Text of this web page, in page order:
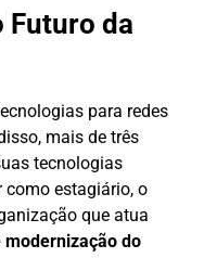
Futuro da
para redes
mais de três
tecnologias
como estagiário, o
que atua
do